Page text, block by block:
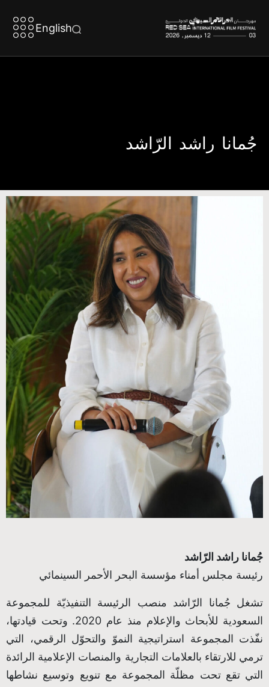
English
جُمانا راشد الرّاشد
جُمانا راشد الرّاشد
رئيسة مجلس أمناء مؤسسة البحر الأحمر السينمائي
تشغل جُمانا الرّاشد منصب الرئيسة التنفيذيّة للمجموعة
السعودية للأبحاث والإعلام منذ عام 2020. وتحت قيادتها،
نفّذت المجموعة استراتيجية النموّ والتحوّل الرقمي، التي
ترمي للارتقاء بالعلامات التجارية والمنصات الإعلامية الرائدة
التي تقع تحت مظلّة المجموعة مع تنويع وتوسيع نشاطها